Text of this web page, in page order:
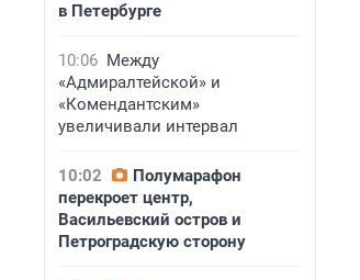
в Петербурге
10:06 Между
«Адмиралтейской» и
«Комендантским»
увеличивали интервал
10:02
Полумарафон
перекроет центр,
Васильевский остров и
Петроградскую сторону